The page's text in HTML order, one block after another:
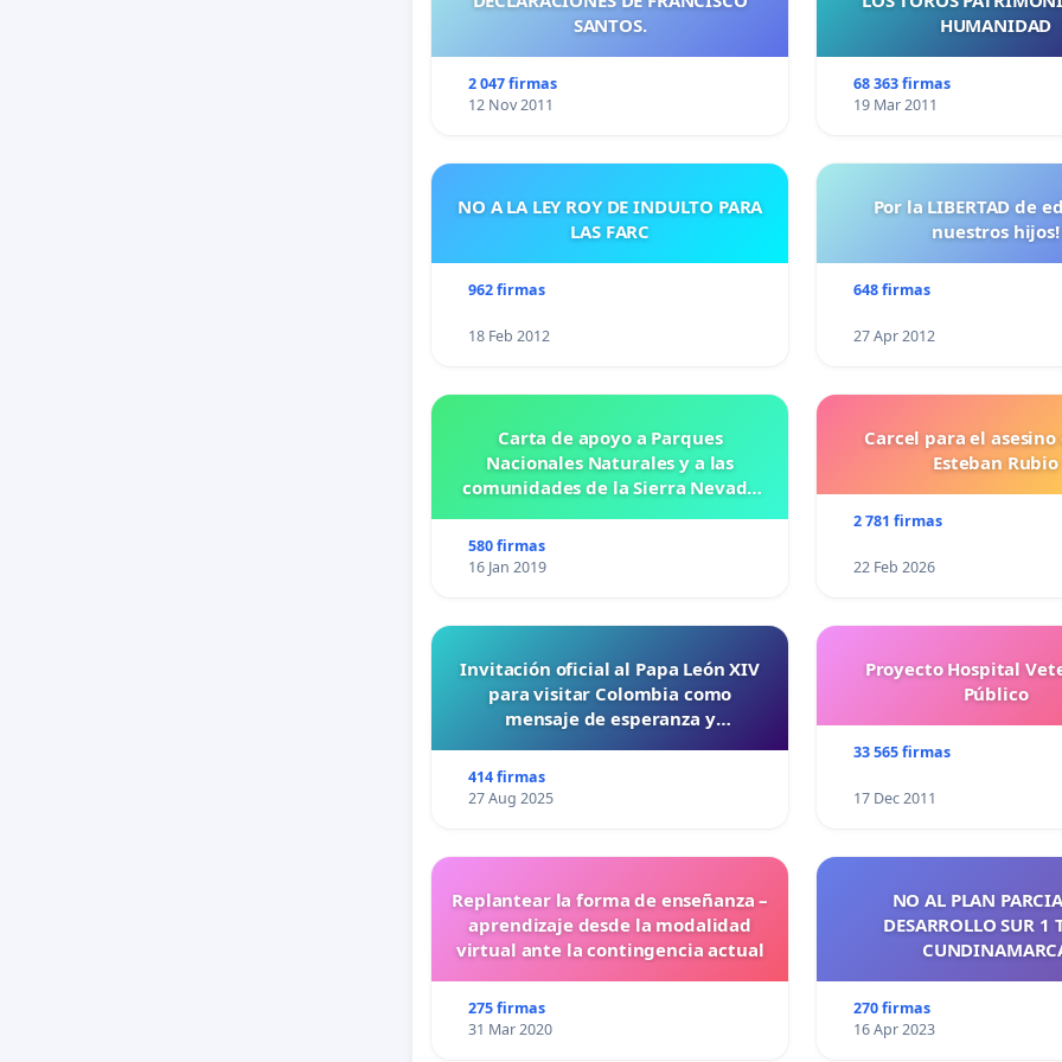
SANTOS.
2 047 firmas
12 Nov 2011
HUMANIDAD
68 363 firmas
19 Mar 2011
NO A LA LEY ROY DE INDULTO PARA
LAS FARC
962 firmas
18 Feb 2012
Por la LIBERTAD de
nuestros hijos!
648 firmas
27 Apr 2012
Carta de apoyo a Parques
Nacionales Naturales y a las
comunidades de la Sierra Nevada
580 firmas
16 Jan 2019
Carcel para el asesino
Esteban Rubio
2 781 firmas
22 Feb 2026
Invitación oficial al Papa León XIV
para visitar Colombia como
mensaje de esperanza y
414 firmas
27 Aug 2025
Proyecto Hospital
Público
33 565 firmas
17 Dec 2011
Replantear la forma de enseñanza –
aprendizaje desde la modalidad
virtual ante la contingencia actual
275 firmas
31 Mar 2020
NO AL PLAN
DESARROLLO SUR 1
270 firmas
16 Apr 2023